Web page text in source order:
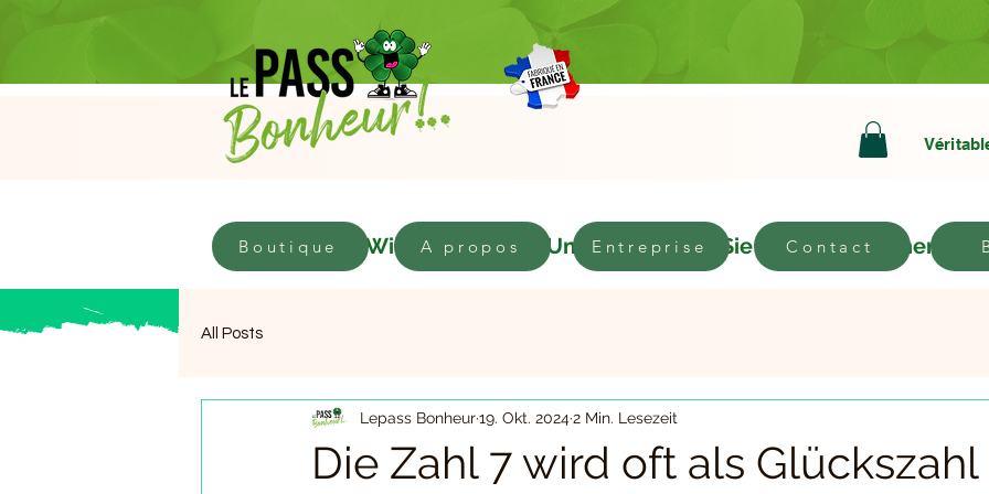
Geschäft Willkommen Um Werden Sie Vertriebspartner
Entreprise Contact
Boutique A propos
All Posts
Die Zahl 7 wird oft als Glückszahl
Lepass Bonheur19. Okt. 20242 Min. Lesezeit